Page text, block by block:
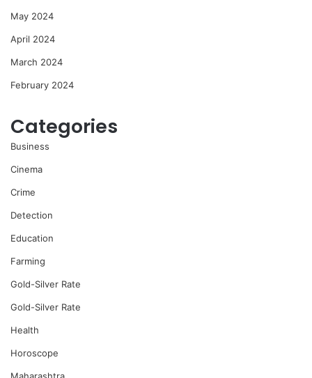
May 2024
April 2024
March 2024
February 2024
Categories
Business
Cinema
Crime
Detection
Education
Farming
Gold-Silver Rate
Gold-Silver Rate
Health
Horoscope